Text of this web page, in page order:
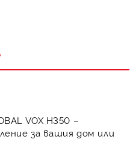
VOX H350 –
за вашия дом или